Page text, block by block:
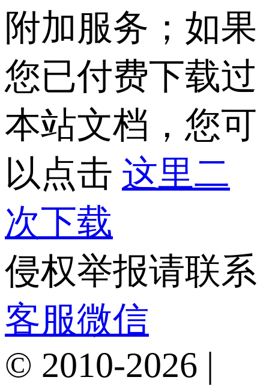
附加服务；如果
您已付费下载过
本站文档，您可
以点击 这里二
次下载
侵权举报请联系
客服微信
© 2010-2026 |